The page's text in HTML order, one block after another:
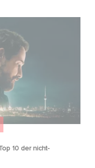
10 der nicht-
Top 10 der nicht-